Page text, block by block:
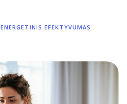
ENERGETINIS EFEKTYVUMAS